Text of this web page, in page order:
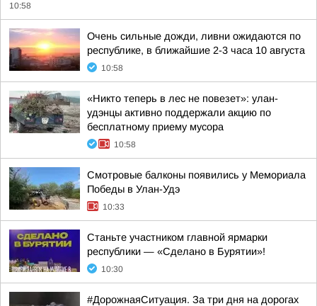
10:58
Очень сильные дожди, ливни ожидаются по
республике, в ближайшие 2-3 часа 10 августа
10:58
«Никто теперь в лес не повезет»: улан-
удэнцы активно поддержали акцию по
бесплатному приему мусора
10:58
Смотровые балконы появились у Мемориала
Победы в Улан-Удэ
10:33
Станьте участником главной ярмарки
республики — «Сделано в Бурятии»!
10:30
#ДорожнаяСитуация. За три дня на дорогах